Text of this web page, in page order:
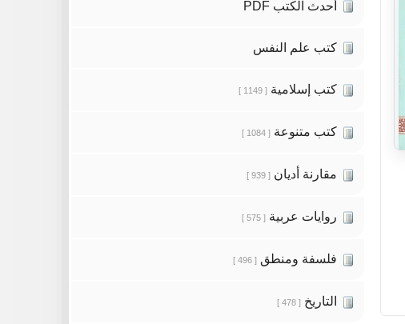
أحدث الكتب PDF
كتب علم النفس
كتب إسلامية [ 1149 ]
كتب متنوعة [ 1084 ]
مقارنة أديان [ 939 ]
روايات عربية [ 575 ]
فلسفة ومنطق [ 496 ]
التاريخ [ 478 ]